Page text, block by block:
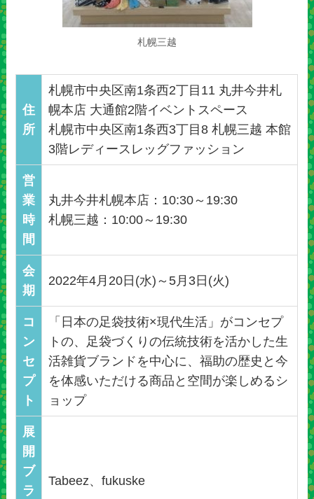
札幌三越
住
所
札幌市中央区南1条西2丁目11 丸井今井札
幌本店 大通館2階イベントスペース
札幌市中央区南1条西3丁目8 札幌三越 本館
3階レディースレッグファッション
営
業
時
間
丸井今井札幌本店：10:30～19:30
札幌三越：10:00～19:30
会
期
2022年4月20日(水)～5月3日(火)
コ
ン
セ
プ
ト
「日本の足袋技術×現代生活」がコンセプ
トの、足袋づくりの伝統技術を活かした生
活雑貨ブランドを中心に、福助の歴史と今
を体感いただける商品と空間が楽しめるシ
ョップ
展
開
ブ
ラ
Tabeez、fukuske